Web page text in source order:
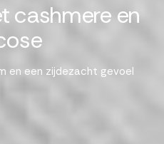
cashmere en
en een zijdezacht gevoel